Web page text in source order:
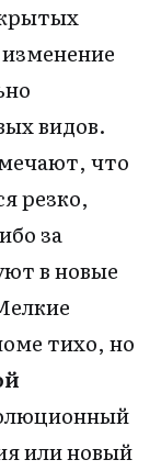
видов.
что
резко,
за
в новые
тихо, но
или новый